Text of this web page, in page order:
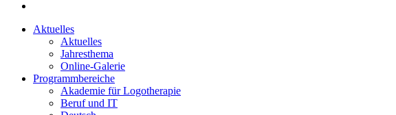
Aktuelles
Aktuelles
Jahresthema
Online-Galerie
Programmbereiche
Akademie für Logotherapie
Beruf und IT